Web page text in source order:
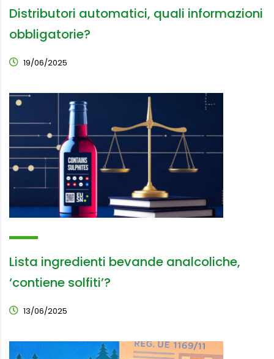
Distributori automatici, quali informazioni
obbligatorie?
19/06/2025
Lista ingredienti bevande analcoliche,
‘contiene solfiti’?
13/06/2025